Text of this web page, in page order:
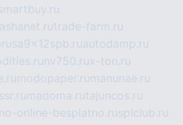
ashanet.rutrade-farm.ru
autodamp.ru
nv750.rux-ton.ru
modopaper.ru manunae.ru
madoma.rutajuncos.ru
online-besplatno.rusplclub.ru